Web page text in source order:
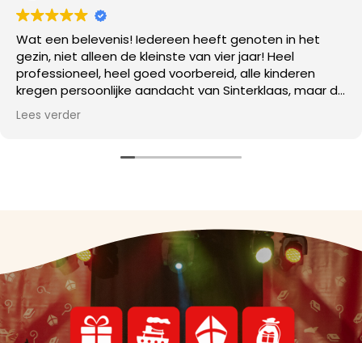
Wat een belevenis! Iedereen heeft genoten in het
gezin, niet alleen de kleinste van vier jaar! Heel
professioneel, heel goed voorbereid, alle kinderen
kregen persoonlijke aandacht van Sinterklaas, maar de
meeste aandacht ging terecht naar onze kleuter. Die
heeft een herinnering voor het leven, wij ook!
Lees verder